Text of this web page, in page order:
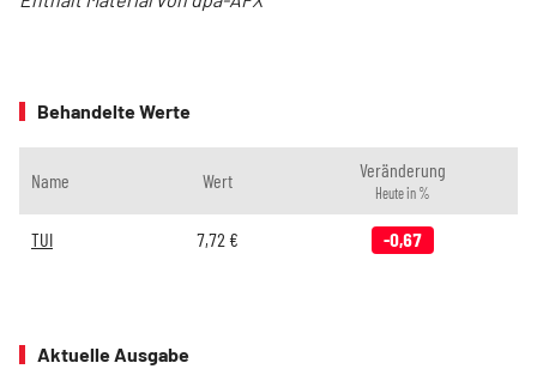
Behandelte Werte
Name Wert Veränderung
Heute in %
TUI 7,72 € -0,67
Aktuelle Ausgabe